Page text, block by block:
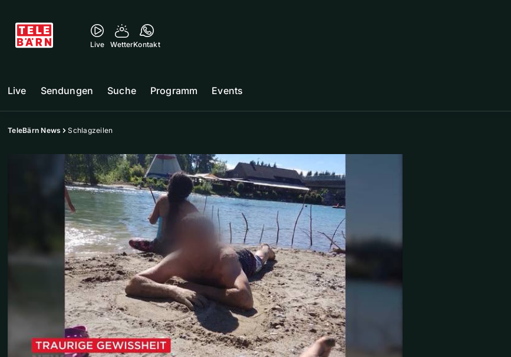
Live WetterKontakt
Live Sendungen Suche Programm Events
TeleBärn News Schlagzeilen